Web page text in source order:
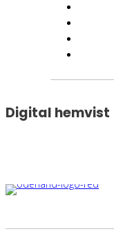
Digital hemvist